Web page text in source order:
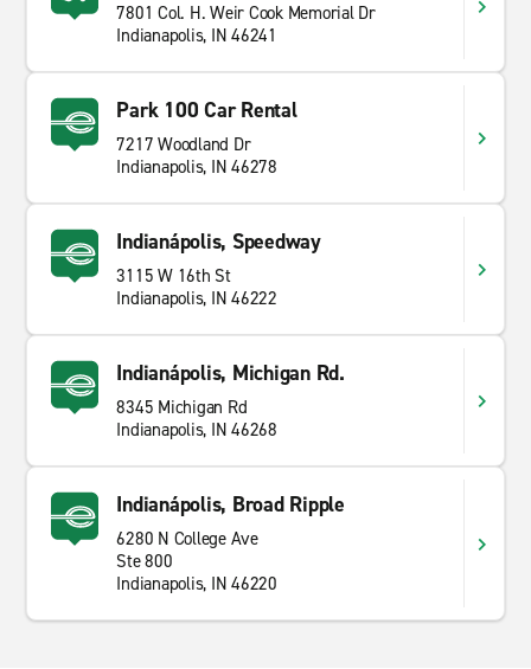
7801 Col. H. Weir Cook Memorial Dr
Indianapolis, IN 46241
Park 100 Car Rental
7217 Woodland Dr
Indianapolis, IN 46278
Indianápolis, Speedway
3115 W 16th St
Indianapolis, IN 46222
Indianápolis, Michigan Rd.
8345 Michigan Rd
Indianapolis, IN 46268
Indianápolis, Broad Ripple
6280 N College Ave
Ste 800
Indianapolis, IN 46220